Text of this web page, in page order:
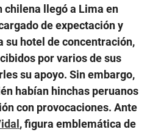
chilena llegó a Lima en
de expectación y
su hotel de concentración,
por varios de sus
su apoyo. Sin embargo,
habían hinchas peruanos
con provocaciones. Ante
, figura emblemática de